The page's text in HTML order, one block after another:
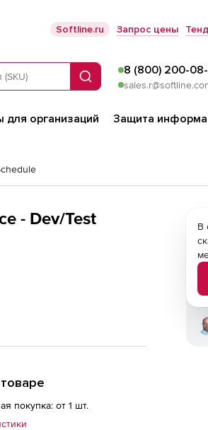
Softline.ru Запрос цены
Поиск
8 (800) 200-
для организаций Защита
- Dev/Test
покупка: от 1 шт.
В